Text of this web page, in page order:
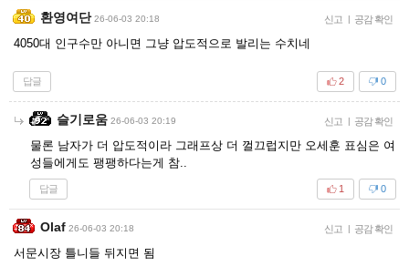
환영여단 26-06-03 20:18 신고 | 공감 확인
4050대 인구수만 아니면 그냥 압도적으로 발리는 수치네
답글 0
2
슬기로움 26-06-03 20:19 신고 | 공감 확인
물론 남자가 더 압도적이라 그래프상 더 껄끄럽지만 오세훈 표심은 여
성들에게도 팽팽하다는게 참..
답글 0
1
Olaf 26-06-03 20:18 신고 | 공감 확인
서문시장 틀니들 뒤지면 됨